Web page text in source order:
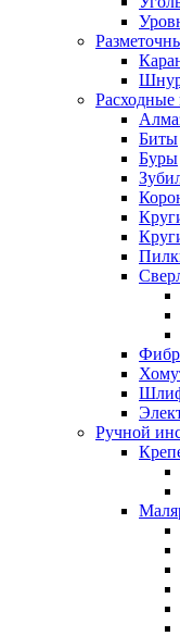
Расходные
Биты
Буры
Ручной